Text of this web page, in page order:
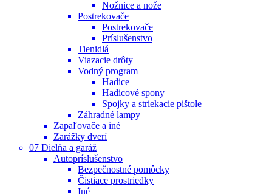
Nožnice a nože
Postrekovače
Postrekovače
Príslušenstvo
Tienidlá
Viazacie drôty
Vodný program
Hadice
Hadicové spony
Spojky a striekacie pištole
Záhradné lampy
Zapaľovače a iné
Zarážky dverí
07 Dielňa a garáž
Autopríslušenstvo
Bezpečnostné pomôcky
Čistiace prostriedky
Iné